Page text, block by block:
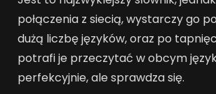
połączenia z siecią, wystarczy go
dużą liczbę języków, oraz po
potrafi je przeczytać w obcym
perfekcyjnie, ale sprawdza się.